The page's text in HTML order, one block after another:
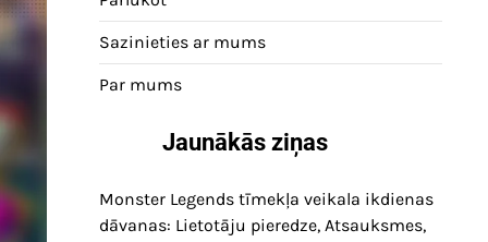
Sazinieties ar mums
Par mums
Jaunākās ziņas
Monster Legends tīmekļa veikala ikdienas
dāvanas: Lietotāju pieredze, Atsauksmes,